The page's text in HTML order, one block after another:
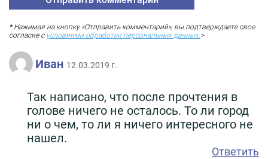
* Нажимая на кнопку «Отправить комментарий», вы подтверждаете свое
согласие с условиями обработки персональных данных.>
Иван 12.03.2019 г.
Так написано, что после прочтения в
голове ничего не осталось. То ли город
ни о чем, то ли я ничего интересного не
нашел.
Ответить